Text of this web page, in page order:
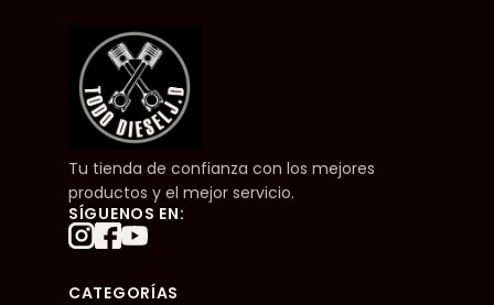
Tu tienda de confianza con los mejores
productos y el mejor servicio.
SÍGUENOS EN:
CATEGORÍAS